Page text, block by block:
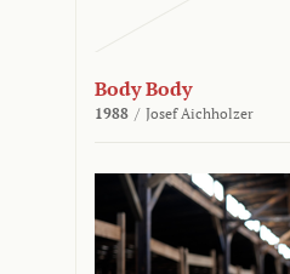
Body Body
1988 / Josef Aichholzer